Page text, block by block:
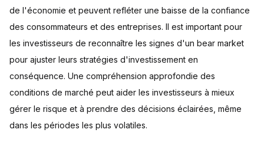
de l'économie et peuvent refléter une baisse de la confiance
des consommateurs et des entreprises. Il est important pour
les investisseurs de reconnaître les signes d'un bear market
pour ajuster leurs stratégies d'investissement en
conséquence. Une compréhension approfondie des
conditions de marché peut aider les investisseurs à mieux
gérer le risque et à prendre des décisions éclairées, même
dans les périodes les plus volatiles.